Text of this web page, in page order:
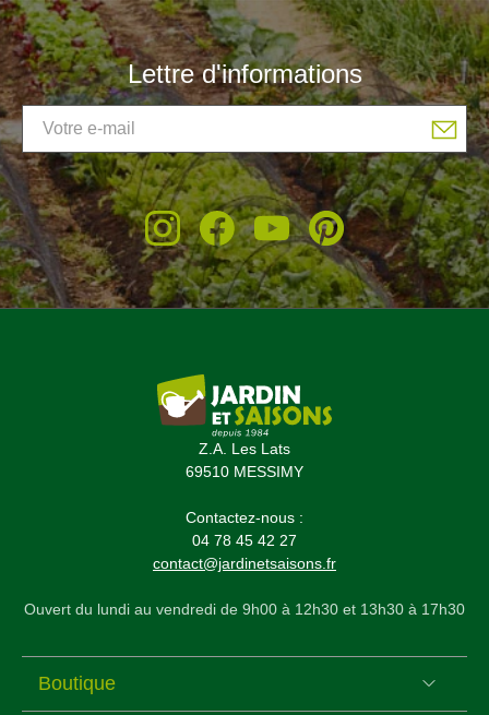
Lettre d'informations
Z.A. Les Lats
69510 MESSIMY
Contactez-nous :
04 78 45 42 27
contact@jardinetsaisons.fr
Ouvert du lundi au vendredi de 9h00 à 12h30 et 13h30 à 17h30
Boutique